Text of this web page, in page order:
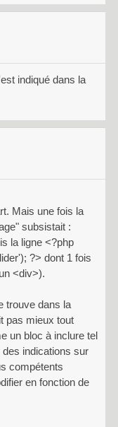
indiqué dans la
Mais une fois la
subsistait :
la ligne <?php
?> dont 1 fois
<div>).
trouve dans la
pas mieux tout
un bloc à inclure tel
indications sur
compétents
en fonction de